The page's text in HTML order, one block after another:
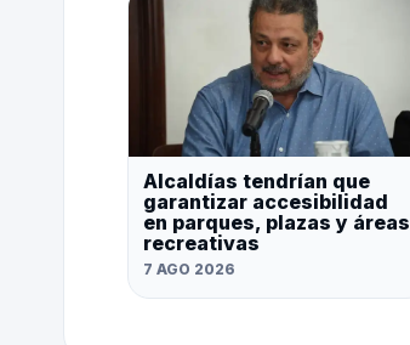
Alcaldías tendrían que
garantizar accesibilidad
en parques, plazas y áreas
recreativas
7 AGO 2026